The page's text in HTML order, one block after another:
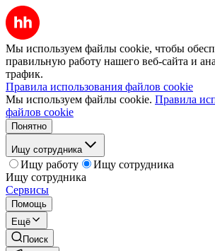
Мы используем файлы cookie, чтобы
правильную работу нашего веб-сайта и
трафик.
Правила использования файлов cookie
Мы используем файлы cookie. Правила
файлов cookie
Понятно
Ищу сотрудника
Ищу работу
Ищу сотрудника
Ищу сотрудника
Сервисы
Помощь
Ещё
Поиск